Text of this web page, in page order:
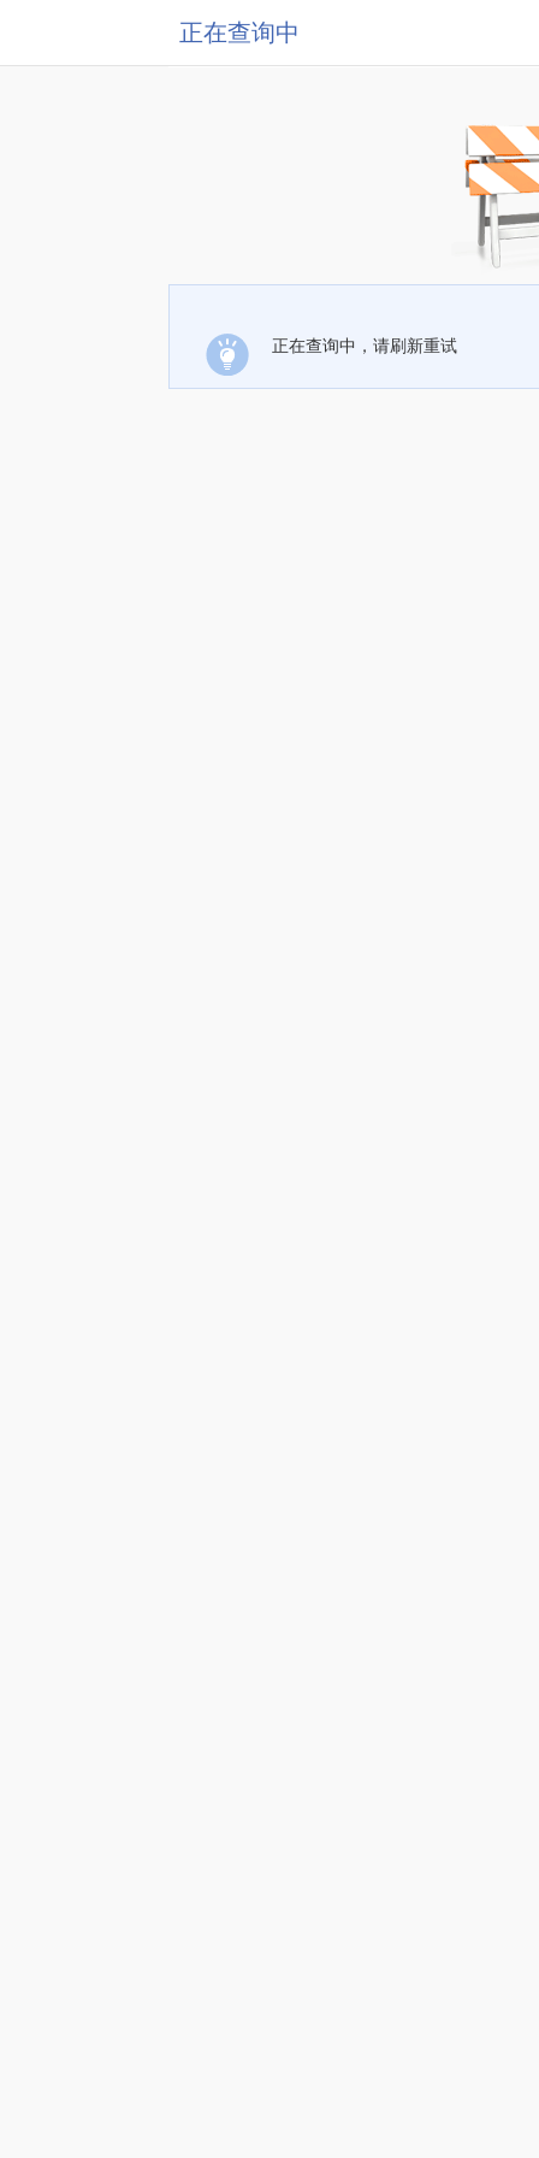
正在查询中
正在查询中，请刷新重试